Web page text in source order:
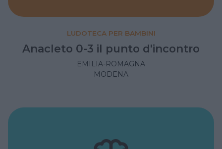
LUDOTECA PER BAMBINI
Anacleto 0-3 il punto d'incontro
EMILIA-ROMAGNA
MODENA